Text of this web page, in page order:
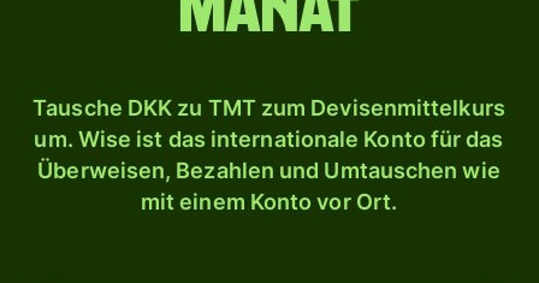
Manat
Tausche DKK zu TMT zum Devisenmittelkurs
um. Wise ist das internationale Konto für das
Überweisen, Bezahlen und Umtauschen wie
mit einem Konto vor Ort.